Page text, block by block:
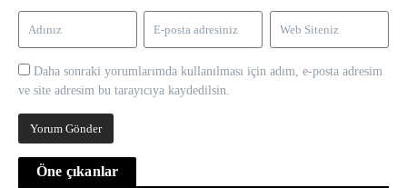
Daha sonraki yorumlarımda kullanılması için adım, e-posta adresim
ve site adresim bu tarayıcıya kaydedilsin.
Öne çıkanlar